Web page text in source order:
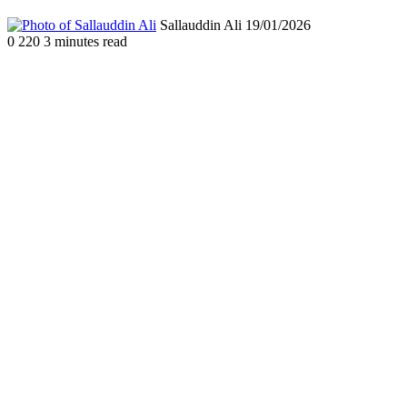
Sallauddin Ali Send
19/01/2026
0 220 3 minutes read